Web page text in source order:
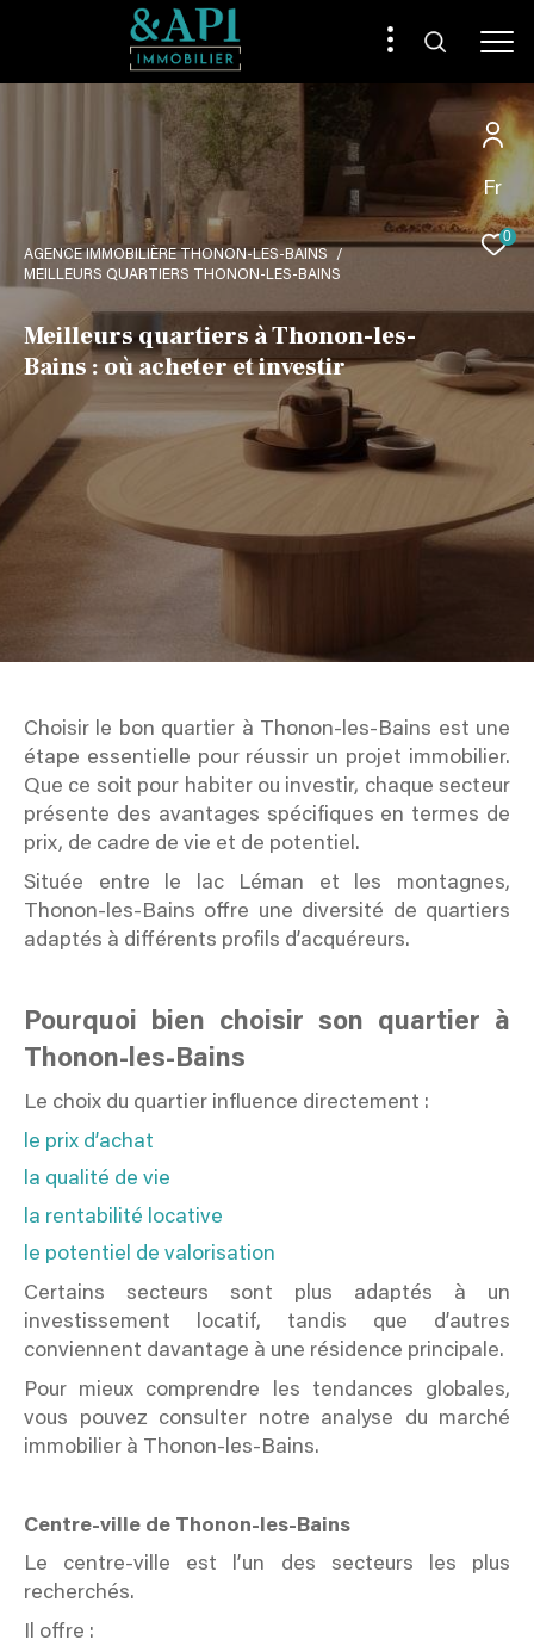
Fr
0
AGENCE IMMOBILIÈRE THONON-LES-BAINS
MEILLEURS QUARTIERS THONON-LES-BAINS
Meilleurs quartiers à Thonon-les-
Bains : où acheter et investir
Choisir le bon quartier à Thonon-les-Bains est une
étape essentielle pour réussir un projet immobilier.
Que ce soit pour habiter ou investir, chaque secteur
présente des avantages spécifiques en termes de
prix, de cadre de vie et de potentiel.
Située entre le lac Léman et les montagnes,
Thonon-les-Bains offre une diversité de quartiers
adaptés à différents profils d’acquéreurs.
Pourquoi bien choisir son quartier à
Thonon-les-Bains
Le choix du quartier influence directement :
le prix d’achat
la qualité de vie
la rentabilité locative
le potentiel de valorisation
Certains secteurs sont plus adaptés à un
investissement locatif, tandis que d’autres
conviennent davantage à une résidence principale.
Pour mieux comprendre les tendances globales,
vous pouvez consulter notre analyse du marché
immobilier à Thonon-les-Bains.
Centre-ville de Thonon-les-Bains
Le centre-ville est l’un des secteurs les plus
recherchés.
Il offre :